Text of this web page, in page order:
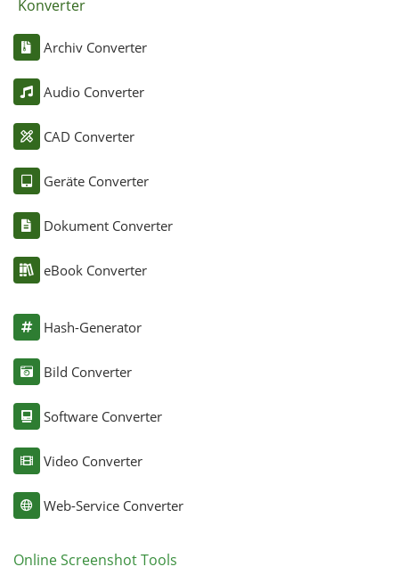
Konverter
Archiv Converter
Audio Converter
CAD Converter
Geräte Converter
Dokument Converter
eBook Converter
Hash-Generator
Bild Converter
Software Converter
Video Converter
Web-Service Converter
Online Screenshot Tools